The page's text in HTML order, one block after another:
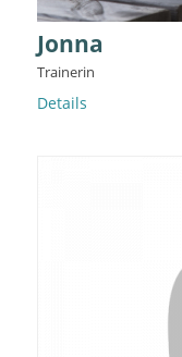
Jonna
Trainerin
Details